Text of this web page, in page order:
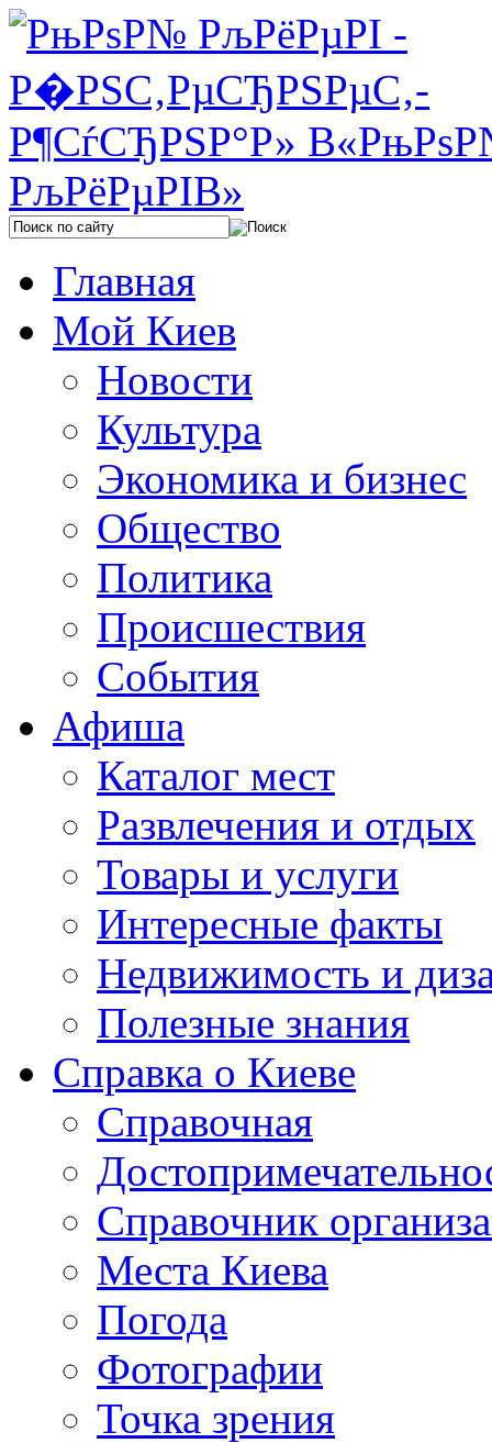
Главная
Мой Киев
Новости
Культура
Экономика и бизнес
Общество
Политика
Происшествия
События
Афиша
Каталог мест
Развлечения и отдых
Товары и услуги
Интересные факты
Недвижимость и
Полезные знания
Справка о Киеве
Справочная
Справочник
Места Киева
Погода
Фотографии
Точка зрения